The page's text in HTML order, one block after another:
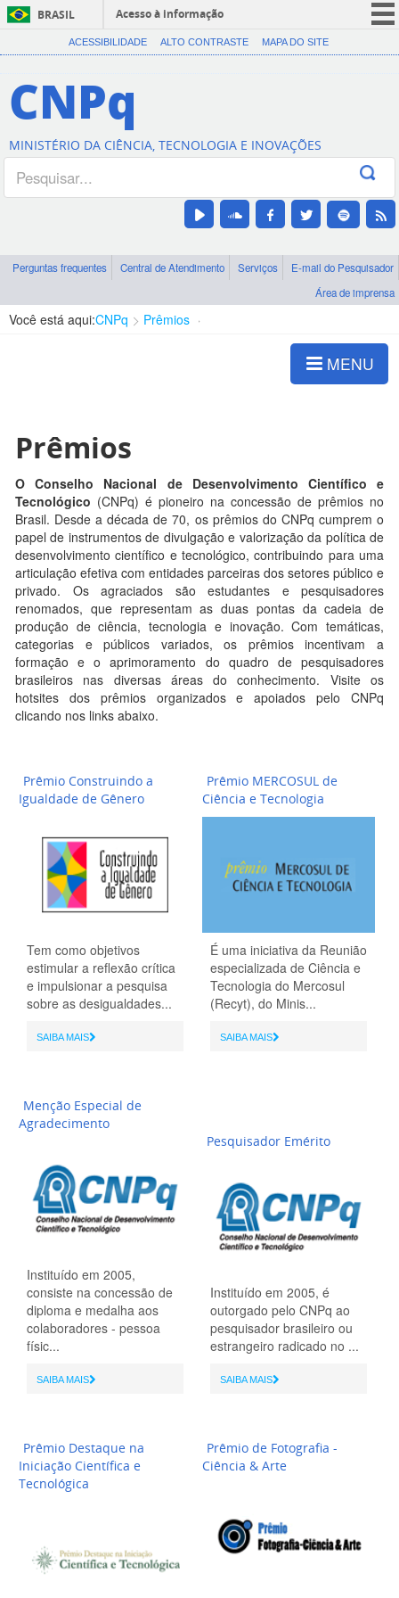
BRASIL
Acesso à informação
CORONAVÍRUS (COVID-19)
Canais
ACESSIBILIDADE ALTO CONTRASTE MAPA DO SITE
CNPq
MINISTÉRIO DA CIÊNCIA, TECNOLOGIA E INOVAÇÕES
Perguntas frequentes Central de Atendimento Serviços
E-mail do Pesquisador
Área de imprensa
Você está aqui:CNPq Prêmios
MENU
Prêmios
O Conselho Nacional de Desenvolvimento Científico e
Tecnológico (CNPq) é pioneiro na concessão de prêmios no
Brasil. Desde a década de 70, os prêmios do CNPq cumprem o
papel de instrumentos de divulgação e valorização da política de
desenvolvimento científico e tecnológico, contribuindo para uma
articulação efetiva com entidades parceiras dos setores público e
privado. Os agraciados são estudantes e pesquisadores
renomados, que representam as duas pontas da cadeia de
produção de ciência, tecnologia e inovação. Com temáticas,
categorias e públicos variados, os prêmios incentivam a
formação e o aprimoramento do quadro de pesquisadores
brasileiros nas diversas áreas do conhecimento. Visite os
hotsites dos prêmios organizados e apoiados pelo CNPq
clicando nos links abaixo.
Prêmio Construindo a
Igualdade de Gênero
Tem como objetivos
estimular a reflexão crítica
e impulsionar a pesquisa
sobre as desigualdades...
SAIBA MAIS
Prêmio MERCOSUL de
Ciência e Tecnologia
É uma iniciativa da Reunião
especializada de Ciência e
Tecnologia do Mercosul
(Recyt), do Minis...
SAIBA MAIS
Menção Especial de
Agradecimento
Instituído em 2005,
consiste na concessão de
diploma e medalha aos
colaboradores - pessoa
físic...
SAIBA MAIS
Pesquisador Emérito
Instituído em 2005, é
outorgado pelo CNPq ao
pesquisador brasileiro ou
estrangeiro radicado no ...
SAIBA MAIS
Prêmio Destaque na
Iniciação Científica e
Tecnológica
Prêmio de Fotografia -
Ciência & Arte